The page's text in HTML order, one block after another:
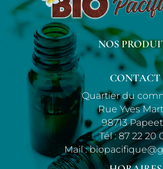
NOS
CONTACT
Quartier du
Rue Yves
98713
Tél :87 22 20
Mail :